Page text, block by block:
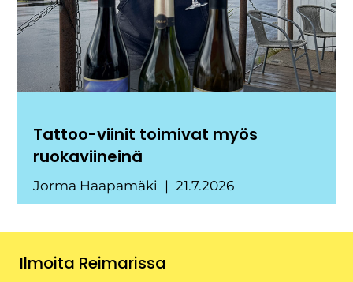
Tattoo-viinit toimivat myös
ruokaviineinä
Jorma Haapamäki 21.7.2026
Ilmoita Reimarissa